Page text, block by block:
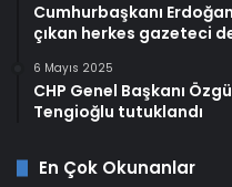
Cumhurbaşkanı
çıkan herkes gazeteci
6 Mayıs 2025
CHP Genel Başkanı
Tengioğlu tutuklandı
En Çok Okunanlar